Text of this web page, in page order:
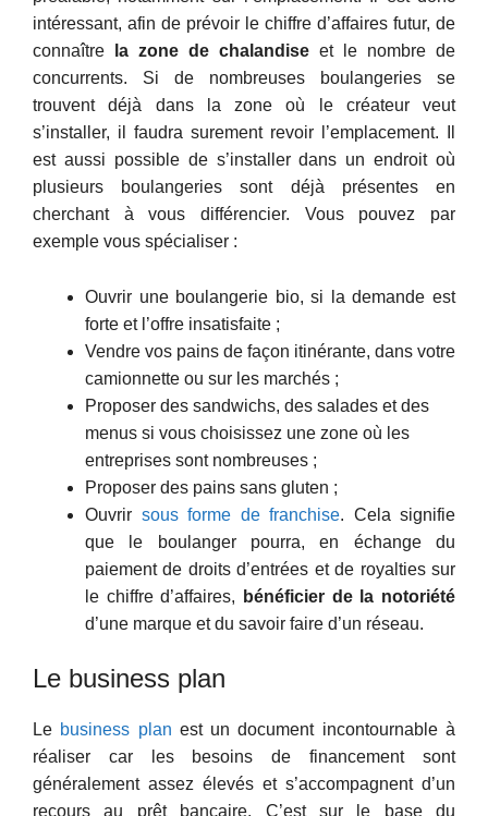
intéressant, afin de prévoir le chiffre d’affaires futur, de
connaître
la zone de chalandise et le nombre de
concurrents. Si de nombreuses boulangeries se
trouvent déjà dans la zone où le créateur veut
s’installer, il faudra surement revoir l’emplacement. Il
est aussi possible de s’installer dans un endroit où
plusieurs boulangeries sont déjà présentes en
cherchant à vous différencier. Vous pouvez par
exemple vous spécialiser :
Ouvrir une boulangerie bio, si la demande est
forte et l’offre insatisfaite ;
Vendre vos pains de façon itinérante, dans votre
camionnette ou sur les marchés ;
Proposer des sandwichs, des salades et des
menus si vous choisissez une zone où les
entreprises sont nombreuses ;
Proposer des pains sans gluten ;
Ouvrir sous forme de franchise. Cela signifie
que le boulanger pourra, en échange du
paiement de droits d’entrées et de royalties sur
le chiffre d’affaires,
bénéficier de la notoriété
d’une marque et du savoir faire d’un réseau.
Le business plan
Le business plan est un document incontournable à
réaliser car les besoins de financement sont
généralement assez élevés et s’accompagnent d’un
recours au prêt bancaire. C’est sur le base du